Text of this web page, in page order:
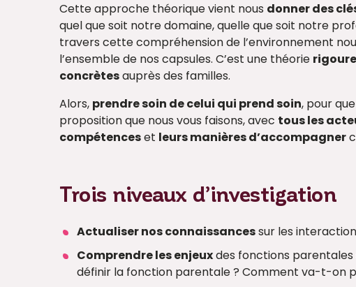
Cette approche théorique vient nous donner des
quel que soit notre domaine, quelle que soit notre
travers cette compréhension de l’environnement
l’ensemble de nos capsules. C’est une théorie
concrètesauprès des familles.
Alors, prendre soin de celui qui prend soin, pour
proposition que nous vous faisons, avec tous les
compétenceset leurs manières d’accompagner
Trois niveaux d’investigation
Actualiser nos connaissancessur les
Comprendre les enjeuxdes fonctions
définir la fonction parentale ? Comment va-t-on